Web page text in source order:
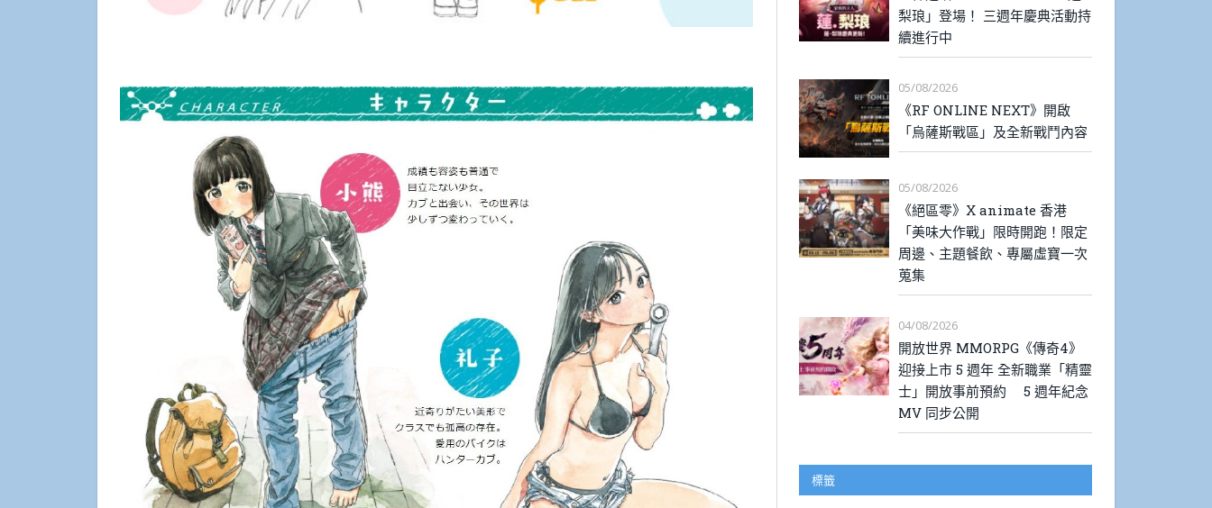
梨琅」登場！ 三週年慶典活動持
續進行中
05/08/2026
《RF ONLINE NEXT》開啟
「烏薩斯戰區」及全新戰鬥內容
05/08/2026
《絕區零》X animate 香港
「美味大作戰」限時開跑！限定
周邊、主題餐飲、專屬虛寶一次
蒐集
04/08/2026
開放世界 MMORPG《傳奇4》
迎接上市 5 週年 全新職業「精靈
士」開放事前預約 5 週年紀念
MV 同步公開
標籤